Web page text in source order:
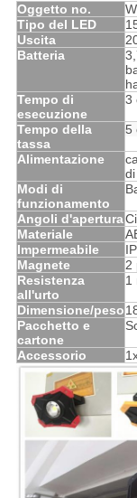
Oggetto no.
Tipo del LED
Uscita
Batteria
Tempo di
esecuzione
3
Tempo della
tassa
5
Alimentazione
Modi di
funzionamento
Angoli d'apertura
Materiale
Impermeabile
Magnete
2
Resistenza
all'urto
1
Dimensione/peso
Pacchetto e
cartone
Accessorio